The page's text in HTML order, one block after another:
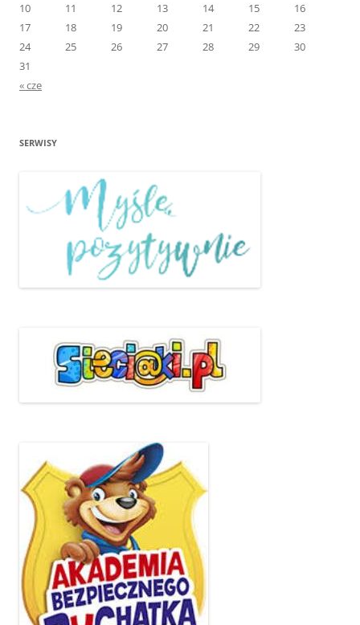
10
11 12 13 14 15
16
17
18 19 20 21 22
23
24
25 26 27 28 29
30
31
« cze
SERWISY